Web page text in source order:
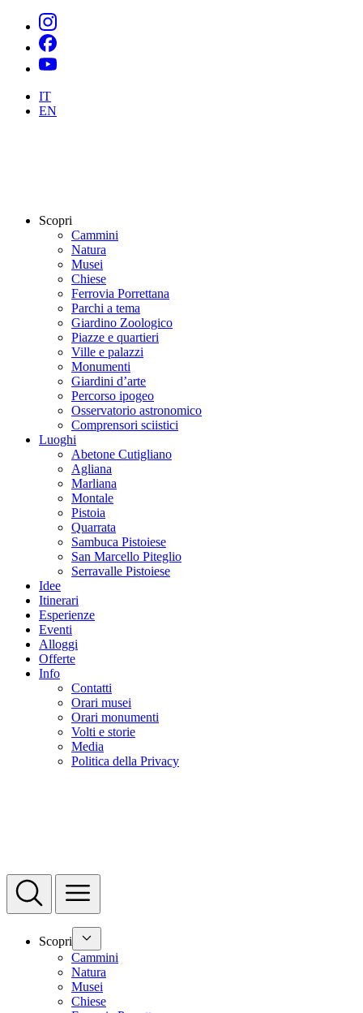
IT
EN
Scopri
Cammini
Natura
Musei
Chiese
Ferrovia Porrettana
Parchi a tema
Giardino Zoologico
Piazze e quartieri
Ville e palazzi
Monumenti
Giardini d’arte
Percorso ipogeo
Osservatorio astronomico
Comprensori sciistici
Luoghi
Abetone Cutigliano
Agliana
Marliana
Montale
Pistoia
Quarrata
Sambuca Pistoiese
San Marcello Piteglio
Serravalle Pistoiese
Idee
Itinerari
Esperienze
Eventi
Alloggi
Offerte
Info
Contatti
Orari musei
Orari monumenti
Volti e storie
Media
Politica della Privacy
Scopri
Cammini
Natura
Musei
Chiese